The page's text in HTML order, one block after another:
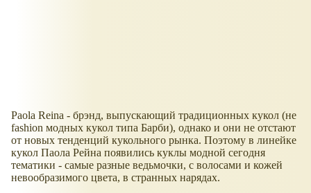
Paola Reina - брэнд, выпускающий традиционных кукол (не
fashion модных кукол типа Барби), однако и они не отстают
от новых тенденций кукольного рынка. Поэтому в линейке
кукол Паола Рейна появились куклы модной сегодня
тематики - самые разные ведьмочки, с волосами и кожей
невообразимого цвета, в странных нарядах.